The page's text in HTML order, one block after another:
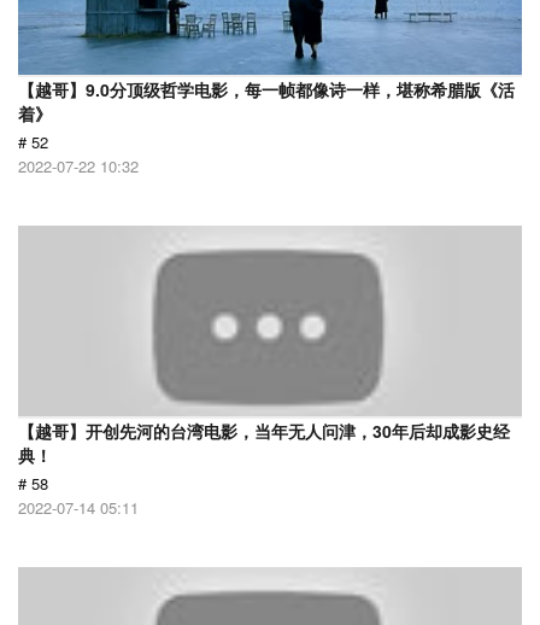
【越哥】9.0分顶级哲学电影，每一帧都像诗一样，堪称希腊版《活
着》
# 52
2022-07-22 10:32
【越哥】开创先河的台湾电影，当年无人问津，30年后却成影史经
典！
# 58
2022-07-14 05:11